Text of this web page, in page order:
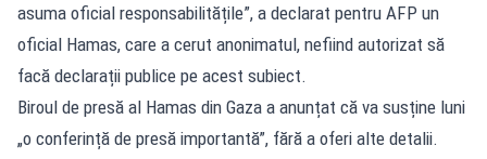
asuma oficial responsabilitățile”, a declarat pentru AFP un
oficial Hamas, care a cerut anonimatul, nefiind autorizat să
facă declarații publice pe acest subiect.
Biroul de presă al Hamas din Gaza a anunțat că va susține luni
„o conferință de presă importantă”, fără a oferi alte detalii.